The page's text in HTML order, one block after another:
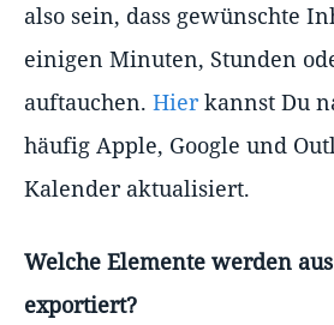
also sein, dass gewünschte
einigen Minuten, Stunden
auftauchen. Hierkannst Du
häufig Apple, Google und
Kalender aktualisiert.
Welche Elemente werden
exportiert?